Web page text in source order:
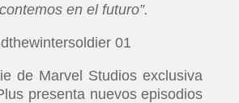
en el futuro”.
de Marvel Studios exclusiva
presenta nuevos episodios